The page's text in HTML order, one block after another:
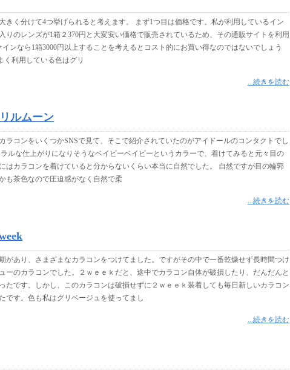
きく分けて4つ挙げられると考えます。 まず1つ目は価格です。私が利用しているイン
りのレンズが1箱２370円と大変安い価格で販売されているため、その通販サイトを利用
ンなら1箱3000円以上することを考えるとコスト的にお買い得なのではないでしょう
く利用している色はグリ
...続きを読む
ルムーン
ラコンをいくつかSNSで見て、そこで紹介されていたのがアイドールのコンタクトでし
ルな仕上がりになりそうなベイビーベイビーというカラーで、着けてみると元々目の
はカラコンを着けていると分からないくらい本当に自然でした。 自然ですが目の輪郭
も茶色なので圧迫感がなく自然で柔
...続きを読む
があり、さまざまなカラコンをつけてました。ですがその中で一番乾燥せず長時間つけ
ーのカラコンでした。２ｗｅｅｋだと、途中でカラコン自体が破損したり、だんだんと
たです。しかし、このカラコンは破損せずに２ｗｅｅｋ装着しても毎日新しいカラコン
です。色も私はグリベージュを使ってまし
...続きを読む